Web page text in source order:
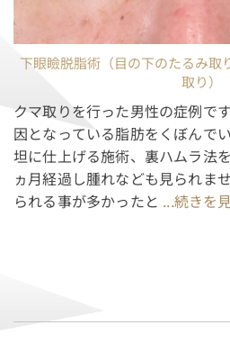
下眼瞼脱脂術（目の下のたるみ取
取り）
クマ取りを行った男性の症例で
因となっている脂肪をくぼんで
坦に仕上げる施術、裏ハムラ法
ヵ月経過し腫れなども見られま
られる事が多かったと ...続きを